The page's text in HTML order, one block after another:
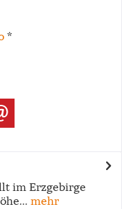
*
im Erzgebirge
mehr